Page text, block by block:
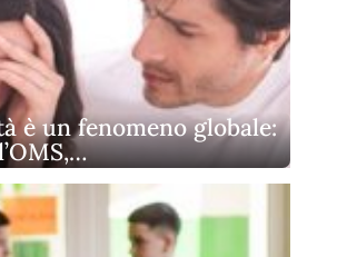
è un fenomeno globale: